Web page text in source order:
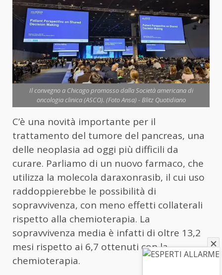
Il convegno a Chicago promosso dalla Società americana di
oncologia clinica (ASCO). (Foto Ansa) - Blitz Quotidiano
C’è una novità importante per il
trattamento del tumore del pancreas, una
delle neoplasia ad oggi più difficili da
curare. Parliamo di un nuovo farmaco, che
utilizza la molecola daraxonrasib, il cui uso
raddoppierebbe le possibilità di
sopravvivenza, con meno effetti collaterali
rispetto alla chemioterapia. La
sopravvivenza media è infatti di oltre 13,2
mesi rispetto ai 6,7 ottenuti con la
chemioterapia.